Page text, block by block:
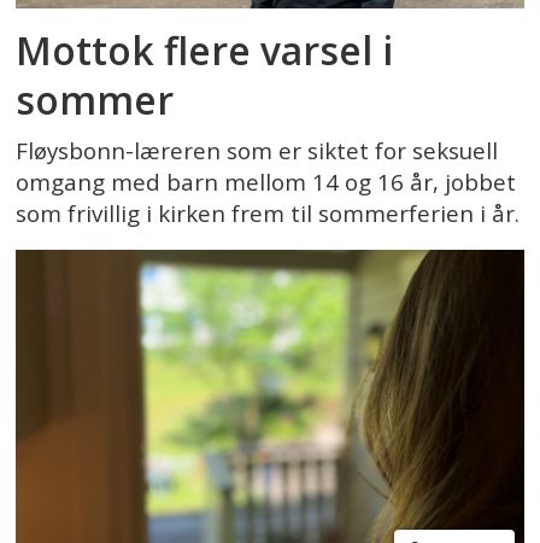
Mottok flere varsel i
sommer
Fløysbonn-læreren som er siktet for seksuell
omgang med barn mellom 14 og 16 år, jobbet
som frivillig i kirken frem til sommerferien i år.